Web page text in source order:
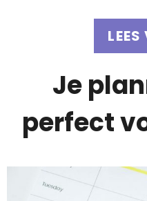
LEES
Je
perfect